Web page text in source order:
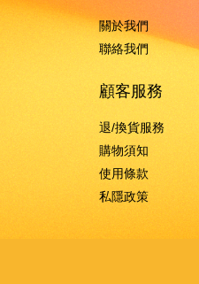
關於我們
聯絡我們
顧客服務
退/換貨服務
購物須知
使用條款
私隱政策